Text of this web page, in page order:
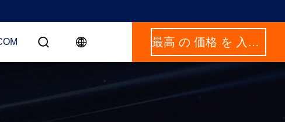
最高 の 価格 を 入手 する